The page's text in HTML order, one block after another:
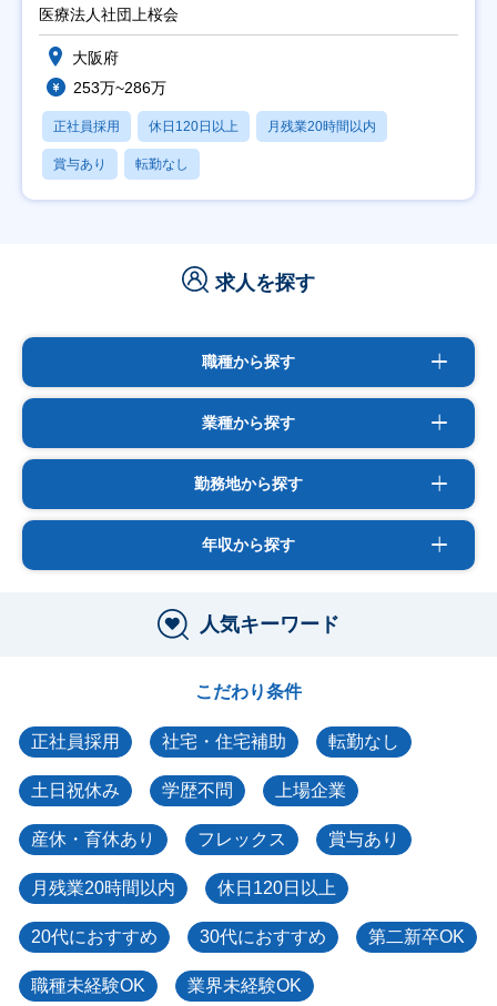
医療法人社団上桜会
大阪府
253万~286万
正社員採用 休日120日以上 月残業20時間以内
賞与あり 転勤なし
求人を探す
職種から探す
業種から探す
勤務地から探す
年収から探す
人気キーワード
こだわり条件
正社員採用 社宅・住宅補助 転勤なし
土日祝休み 学歴不問 上場企業
産休・育休あり フレックス 賞与あり
月残業20時間以内 休日120日以上
20代におすすめ 30代におすすめ 第二新卒OK
職種未経験OK 業界未経験OK